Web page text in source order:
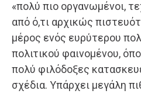
«πολύ πιο οργανωμένοι,
από ό,τι αρχικώς
μέρος ενός ευρύτερου
πολιτικού φαινομένου,
πολύ φιλόδοξες
σχέδια. Υπάρχει μεγάλη